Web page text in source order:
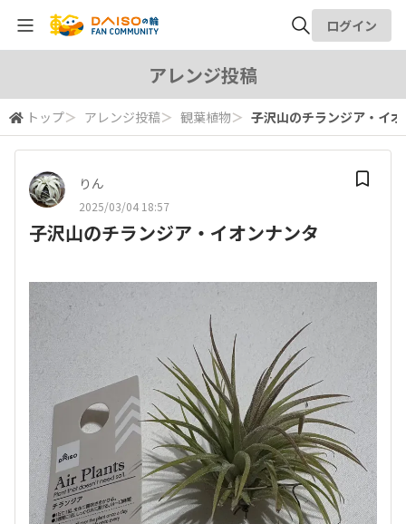
検索
ログイン
アレンジ投稿
トップ＞ アレンジ投稿＞ 観葉植物＞ 子沢山のチランジア・イ
りん
2025/03/04 18:57
子沢山のチランジア・イオンナンタ